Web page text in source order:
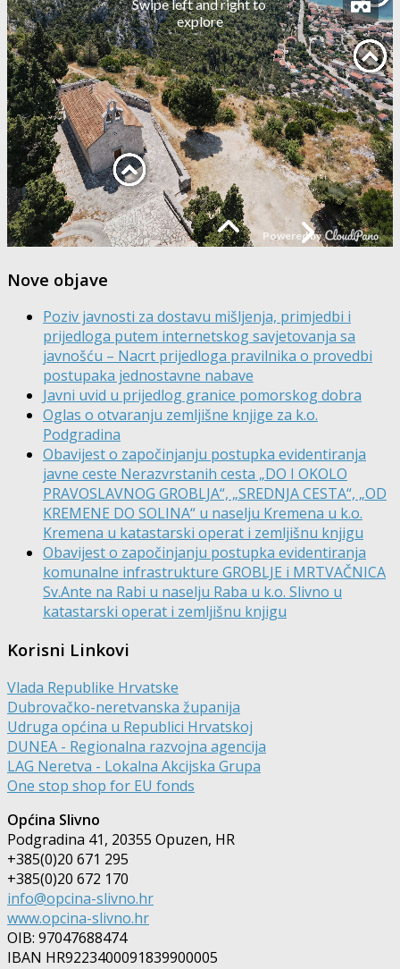
Nove objave
Poziv javnosti za dostavu mišljenja, primjedbi i
prijedloga putem internetskog savjetovanja sa
javnošću – Nacrt prijedloga pravilnika o provedbi
postupaka jednostavne nabave
Javni uvid u prijedlog granice pomorskog dobra
Oglas o otvaranju zemljišne knjige za k.o.
Podgradina
Obavijest o započinjanju postupka evidentiranja
javne ceste Nerazvrstanih cesta „DO I OKOLO
PRAVOSLAVNOG GROBLJA“, „SREDNJA CESTA“, „OD
KREMENE DO SOLINA“ u naselju Kremena u k.o.
Kremena u katastarski operat i zemljišnu knjigu
Obavijest o započinjanju postupka evidentiranja
komunalne infrastrukture GROBLJE i MRTVAČNICA
Sv.Ante na Rabi u naselju Raba u k.o. Slivno u
katastarski operat i zemljišnu knjigu
Korisni Linkovi
Vlada Republike Hrvatske
Dubrovačko-neretvanska županija
Udruga općina u Republici Hrvatskoj
DUNEA - Regionalna razvojna agencija
LAG Neretva - Lokalna Akcijska Grupa
One stop shop for EU fonds
Općina Slivno
Podgradina 41, 20355 Opuzen, HR
+385(0)20 671 295
+385(0)20 672 170
info@opcina-slivno.hr
www.opcina-slivno.hr
OIB: 97047688474
IBAN HR9223400091839900005